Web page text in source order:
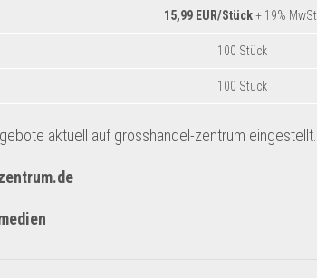
15,99 EUR/Stück+ 19% MwSt.
100 Stück
100 Stück
aktuell auf grosshandel-zentrum eingestellt.